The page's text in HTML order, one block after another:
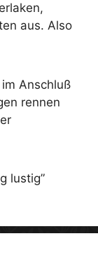
aus. Also
Anschluß
rennen
lustig”